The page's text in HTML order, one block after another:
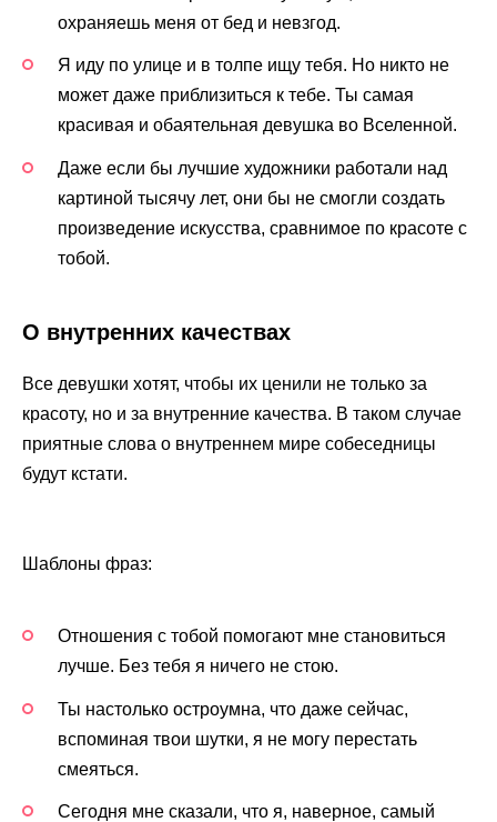
охраняешь меня от бед и невзгод.
Я иду по улице и в толпе ищу тебя. Но никто не
может даже приблизиться к тебе. Ты самая
красивая и обаятельная девушка во Вселенной.
Даже если бы лучшие художники работали над
картиной тысячу лет, они бы не смогли создать
произведение искусства, сравнимое по красоте с
тобой.
О внутренних качествах
Все девушки хотят, чтобы их ценили не только за
красоту, но и за внутренние качества. В таком случае
приятные слова о внутреннем мире собеседницы
будут кстати.
Шаблоны фраз:
Отношения с тобой помогают мне становиться
лучше. Без тебя я ничего не стою.
Ты настолько остроумна, что даже сейчас,
вспоминая твои шутки, я не могу перестать
смеяться.
Сегодня мне сказали, что я, наверное, самый